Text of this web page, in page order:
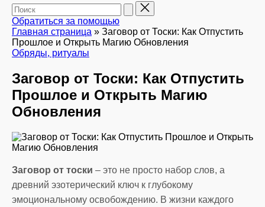
Поиск
для:
Обратиться за помощью
Главная страница » Заговор от Тоски: Как Отпустить
Прошлое и Открыть Магию Обновления
Опубликовано
Обряды, ритуалы
Заговор от Тоски: Как Отпустить
Прошлое и Открыть Магию
Обновления
Заговор от тоски – это не просто набор слов, а
древний эзотерический ключ к глубокому
эмоциональному освобождению. В жизни каждого